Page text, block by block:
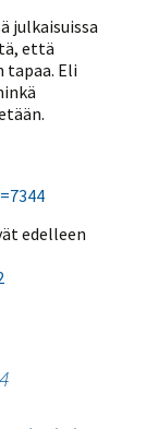
julkaisuissa
että
tapaa. Eli
edelleen